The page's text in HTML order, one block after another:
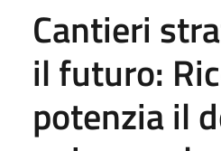
Cantieri
il futuro:
potenzia il